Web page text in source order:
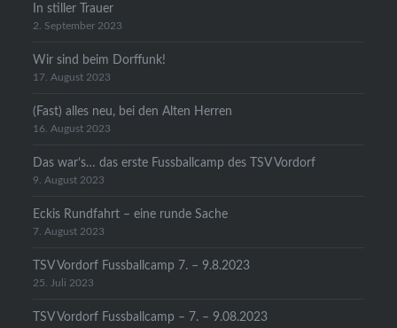
In stiller Trauer
2. September 2023
Wir sind beim Dorffunk!
17. August 2023
(Fast) alles neu, bei den Alten Herren
16. August 2023
Das war’s… das erste Fussballcamp des TSV Vordorf
9. August 2023
Eckis Rundfahrt – eine runde Sache
7. August 2023
TSV Vordorf Fussballcamp 7. – 9.8.2023
25. Juli 2023
TSV Vordorf Fussballcamp – 7. – 9.08.2023